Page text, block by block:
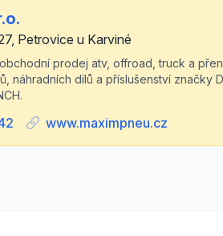
Petrovice u Karviné
prodej atv, offroad, truck a
náhradních dílů a příslušenství značky
www.maximpneu.cz